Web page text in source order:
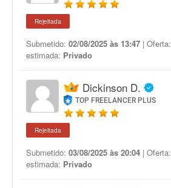
Rejeitada
Submetido: 02/08/2025 às 13:47 | Oferta:
estimada: Privado
Dickinson D.
TOP FREELANCER PLUS
Rejeitada
Submetido: 03/08/2025 às 20:04 | Oferta:
estimada: Privado